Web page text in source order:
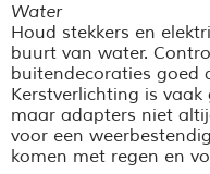
Water
Houd stekkers en
buurt van water.
buitendecoraties goed
Kerstverlichting is
maar adapters niet
voor een
komen met regen en